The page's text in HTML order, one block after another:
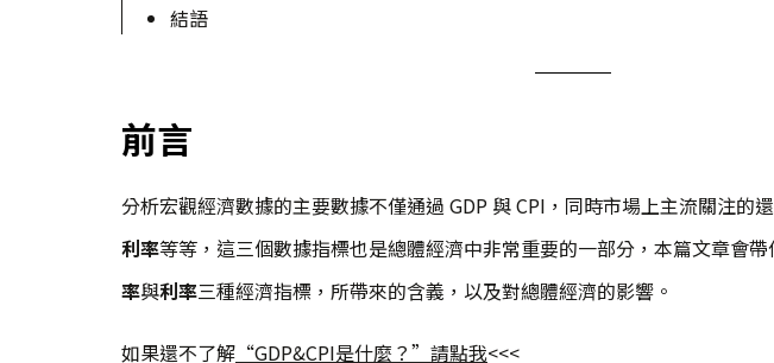
結語
前言
分析宏觀經濟數據的主要數據不僅通過 GDP 與 CPI，同時市場上主流關注的
利率等等，這三個數據指標也是總體經濟中非常重要的一部分，本篇文章會帶
率與利率三種經濟指標，所帶來的含義，以及對總體經濟的影響。
如果還不了解 “GDP&CPI是什麼？”請點我<<<